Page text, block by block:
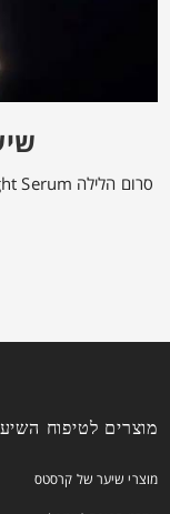
מוצרים לטיפוח
מוצרי שיער של קרסטס